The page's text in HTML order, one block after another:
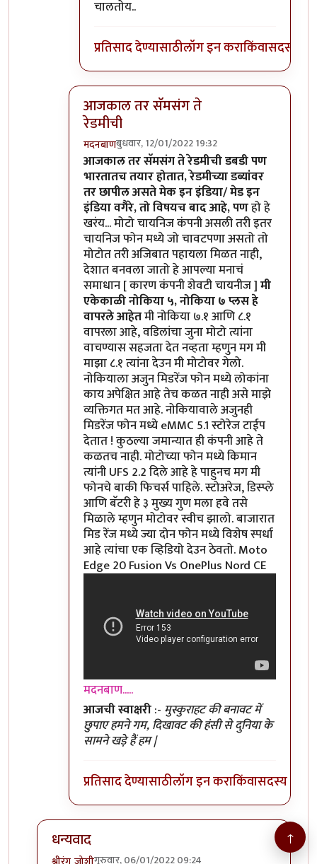
चालतोय..
प्रतिसाद देण्यासाठीलॉग इन कराकिंवासदस्य व्हा
आजकाल तर सॅमसंग ते
रेडमीची
मदनबाणबुधवार, 12/01/2022 19:32
In reply toअसंच काही नाहीbyजेम्स वांड
आजकाल तर सॅमसंग ते रेडमीची डबडी पण
भारतातच तयार होतात, रेडमीच्या डब्यांवर
तर छापील असते मेक इन इंडिया/ मेड इन
इंडिया वगैरे, तो विषयच बाद आहे, पणहो हे
खरंय... मोटो चायनिज कंपनी असली तरी इतर
चायनिज फोन मध्ये जो चावटपणा असतो तो
मोटोत तरी अजिबात पहायला मिळत नाही,
देशात बनवला जातो हे आपल्या मनाचं
समाधान [ कारण कंपनी शेवटी चायनीज ]मी
एकेकाळी नोकिया ५, नोकिया ७ प्लस हे
वापरले आहेतमी नोकिया ७.१ आणि ८.१
वापरला आहे, वडिलांचा जुना मोटो त्यांना
वाचण्यास सहजता देत नव्हता म्हणुन मग मी
माझा ८.१ त्यांना देउन मी मोटोवर गेलो.
नोकियाला अजुन मिडरेंज फोन मध्ये लोकांना
काय अपेक्षित आहे तेच कळत नाही असे माझे
व्यक्तिगत मत आहे. नोकियावाले अजुनही
मिडरेंज फोन मध्ये eMMC 5.1 स्टोरेज टाईप
देतात ! कुठल्या जमान्यात ही कंपनी आहे ते
कळतच नाही. मोटोच्या फोन मध्ये किमान
त्यांनी UFS 2.2 दिले आहे हे पाहुनच मग मी
फोनचे बाकी फिचर्स पाहिले. स्टोअरेज, डिस्प्ले
आणि बॅटरी हे ३ मुख्य गुण मला हवे तसे
मिळाले म्हणुन मोटोवर स्वीच झालो. बाजारात
मिड रेंज मध्ये ज्या दोन फोन मध्ये विशेष स्पर्धा
आहे त्यांचा एक व्हिडियो देउन ठेवतो. Moto
Edge 20 Fusion Vs OnePlus Nord CE
मदनबाण.....
आजची स्वाक्षरी:- मुस्कुराहट की बनावट में
छुपाए हमने गम, दिखावट की हंसी से दुनिया के
सामने खड़े हैं हम |
प्रतिसाद देण्यासाठीलॉग इन कराकिंवासदस्य व्हा
धन्यवाद
गुरुवार, 06/01/2022 09:24
↑